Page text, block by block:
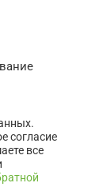
согласие
все